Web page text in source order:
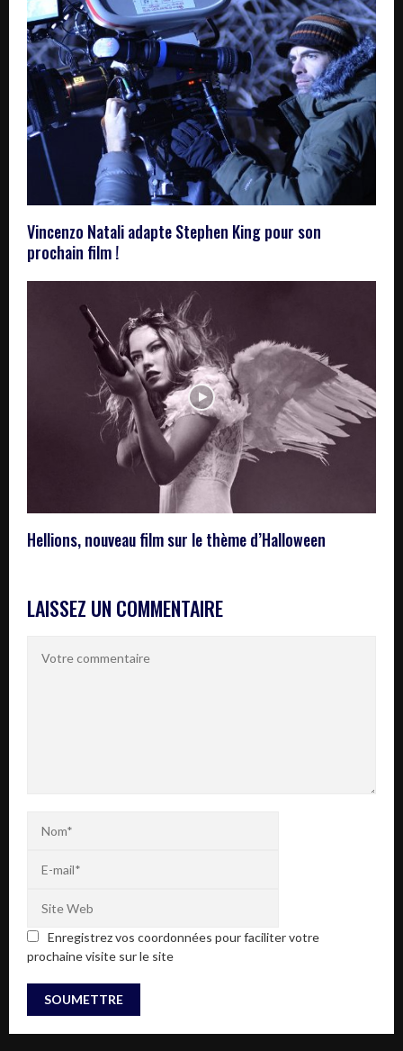
Vincenzo Natali adapte Stephen King pour son
prochain film !
Hellions, nouveau film sur le thème d’Halloween
LAISSEZ UN COMMENTAIRE
Enregistrez vos coordonnées pour faciliter votre
prochaine visite sur le site